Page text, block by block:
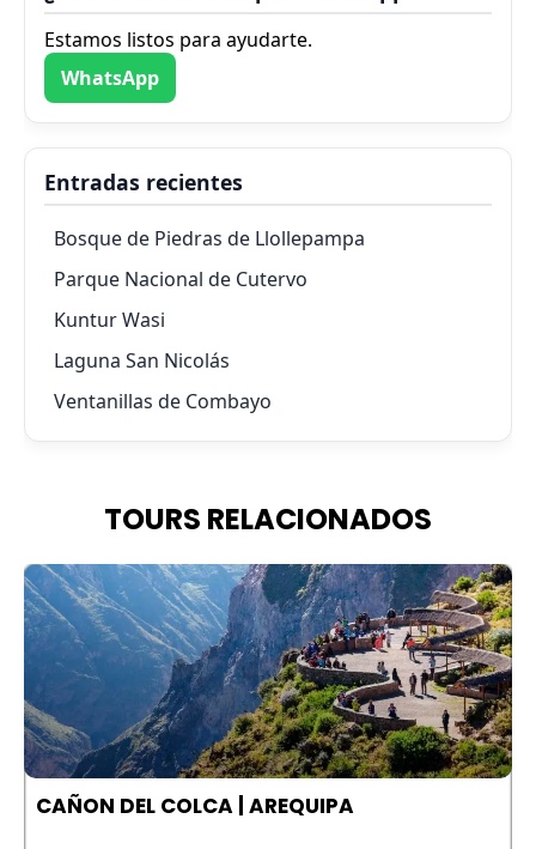
Estamos listos para ayudarte.
WhatsApp
Entradas recientes
Bosque de Piedras de Llollepampa
Parque Nacional de Cutervo
Kuntur Wasi
Laguna San Nicolás
Ventanillas de Combayo
TOURS RELACIONADOS
CAÑON DEL COLCA | AREQUIPA